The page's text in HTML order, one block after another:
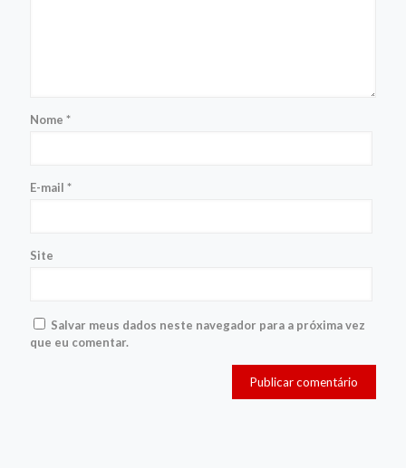
Nome *
E-mail *
Site
Salvar meus dados neste navegador para a próxima vez
que eu comentar.